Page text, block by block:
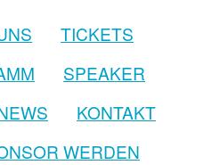
TICKETS
SPEAKER
KONTAKT
WERDEN